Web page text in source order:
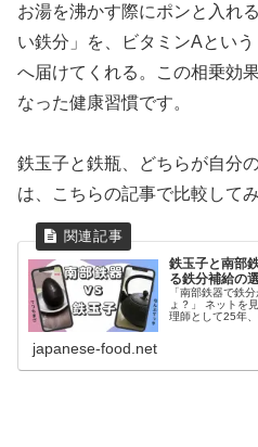
お湯を沸かす際にポンと入れ
い鉄分」を、ビタミンAとい
へ届けてくれる。この相乗効
なった健康習慣です。
鉄玉子と鉄瓶、どちらが自分
は、こちらの記事で比較して
鉄玉子と南部
る鉄分補給の
「南部鉄器で鉄
ょ？」 ネットを
理師として25年
japanese-food.net